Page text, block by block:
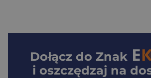
Dołącz do Znak
i oszczędzaj na